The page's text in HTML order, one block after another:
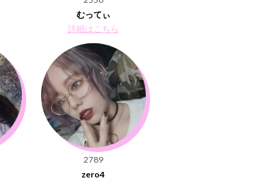
むってぃ
詳細はこちら
2789
zero4